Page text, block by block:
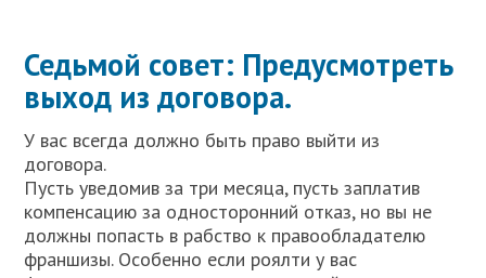
Седьмой совет: Предусмотреть
выход из договора.
У вас всегда должно быть право выйти из
договора.
Пусть уведомив за три месяца, пусть заплатив
компенсацию за односторонний отказ, но вы не
должны попасть в рабство к правообладателю
франшизы. Особенно если роялти у вас